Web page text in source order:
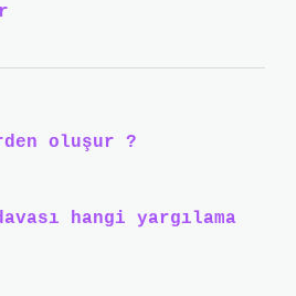
oluşur ?
hangi yargılama